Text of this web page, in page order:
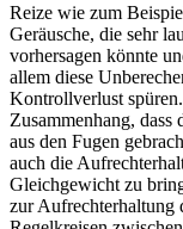
Reize wie zum
Geräusche, die sehr
vorhersagen könnte
allem diese
Kontrollverlust
Zusammenhang,
aus den Fugen
auch die
Gleichgewicht zu
zur Aufrechterhaltung